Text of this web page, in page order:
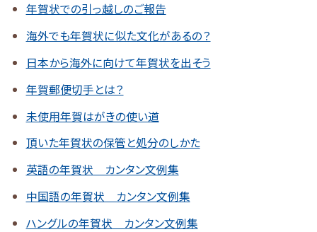
年賀状での引っ越しのご報告
海外でも年賀状に似た文化があるの？
日本から海外に向けて年賀状を出そう
年賀郵便切手とは？
未使用年賀はがきの使い道
頂いた年賀状の保管と処分のしかた
英語の年賀状 カンタン文例集
中国語の年賀状 カンタン文例集
ハングルの年賀状 カンタン文例集